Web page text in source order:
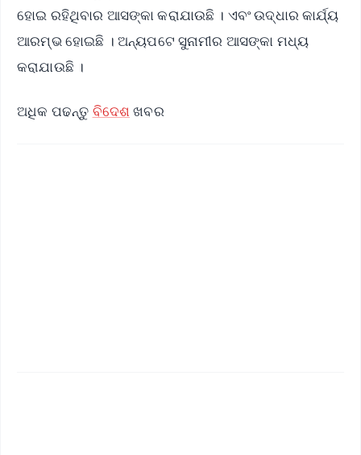
ହୋଇ ରହିଥିବାର ଆସଙ୍କା କରାଯାଉଛି । ଏବଂ ଉଦ୍ଧାର କାର୍ଯ୍ୟ
ଆରମ୍ଭ ହୋଇଛି । ଅନ୍ୟପଟେ ସୁନାମୀର ଆସଙ୍କା ମଧ୍ୟ
କରାଯାଉଛି ।
ଅଧିକ ପଢନ୍ତୁ ବିଦେଶ ଖବର